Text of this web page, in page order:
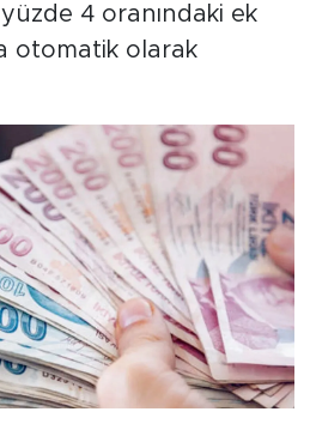
4 oranındaki ek
otomatik olarak